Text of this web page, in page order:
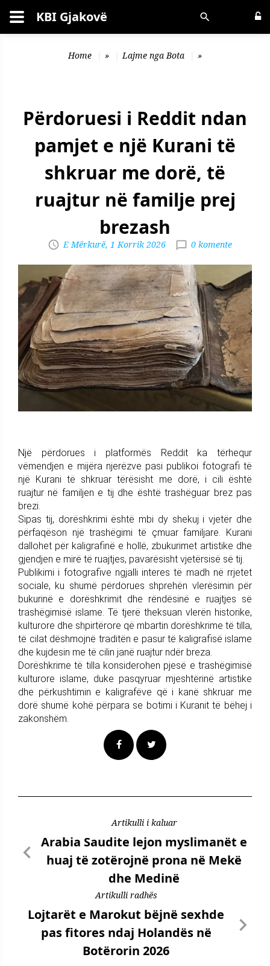
Kërko KBI Gjakovë
Home » Lajme nga Bota »
Përdoruesi i Reddit ndan
pamjet e një Kurani të
shkruar me dorë, të
ruajtur në familje prej
brezash
E Mërkurë, 1 Korrik 2026 0 komente
Një përdorues i platformës Reddit ka tërhequr
vëmendjen e mijëra njerëzve pasi publikoi fotografi të
një Kurani të shkruar tërësisht me dorë, i cili është
ruajtur në familjen e tij dhe është trashëguar brez pas
brezi.
Sipas tij, dorëshkrimi është mbi dy shekuj i vjetër dhe
përfaqëson një trashëgimi të çmuar familjare. Kurani
dallohet për kaligrafinë e hollë, zbukurimet artistike dhe
gjendjen e mirë të ruajtjes, pavarësisht vjetërsisë së tij.
Publikimi i fotografive ngjalli interes të madh në rrjetet
sociale, ku shumë përdorues shprehën vlerësimin për
bukurinë e dorëshkrimit dhe rëndësinë e ruajtjes së
trashëgimisë islame. Të tjerë theksuan vlerën historike,
kulturore dhe shpirtërore që mbartin dorëshkrime të tilla,
të cilat dëshmojnë traditën e pasur të kaligrafisë islame
dhe kujdesin me të cilin janë ruajtur ndër breza.
Dorëshkrime të tilla konsiderohen pjesë e trashëgimisë
kulturore islame, duke pasqyruar mjeshtërinë artistike
dhe përkushtimin e kaligrafëve që i kanë shkruar me
dorë shumë kohë përpara se botimi i Kuranit të bëhej i
zakonshëm.
Artikulli i kaluar
Arabia Saudite lejon myslimanët e
huaj të zotërojnë prona në Mekë
dhe Medinë
Artikulli radhës
Lojtarët e Marokut bëjnë sexhde
pas fitores ndaj Holandës në
Botërorin 2026